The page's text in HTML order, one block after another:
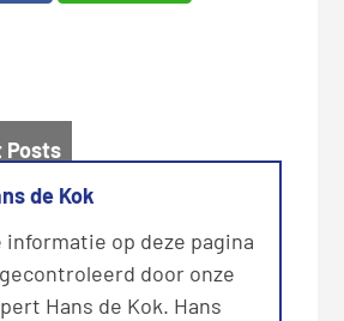
Posts
de Kok
informatie op deze pagina
door onze
Hans de Kok. Hans